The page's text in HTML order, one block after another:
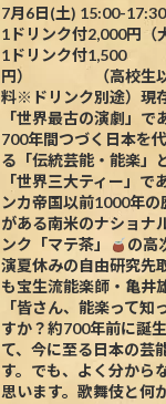
7月6日(土) 15:00-
1ドリンク付2,000円（
1ドリンク付1,500
円） （高校生以
料※ドリンク別途）現
「世界最古の演劇」で
700年間つづく日本を
る「伝統芸能・能楽」と
「世界三大ティー」で
ンカ帝国以前1000年の
がある南米のナショナ
ンク「マテ茶」
の高
演夏休みの自由研究先
も宝生流能楽師・亀井
「皆さん、能楽って知
すか？約700年前に誕
て、今に至る日本の芸
す。でも、よく分から
思います。歌舞伎と何